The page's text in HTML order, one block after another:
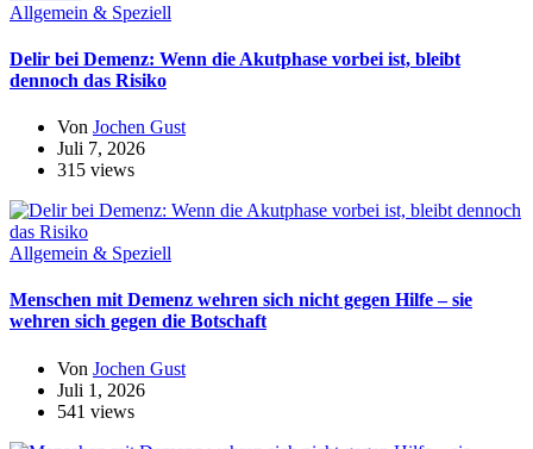
Allgemein & Speziell
Delir bei Demenz: Wenn die Akutphase vorbei ist, bleibt
dennoch das Risiko
Von Jochen Gust
Juli 7, 2026
315 views
Allgemein & Speziell
Menschen mit Demenz wehren sich nicht gegen Hilfe – sie
wehren sich gegen die Botschaft
Von Jochen Gust
Juli 1, 2026
541 views